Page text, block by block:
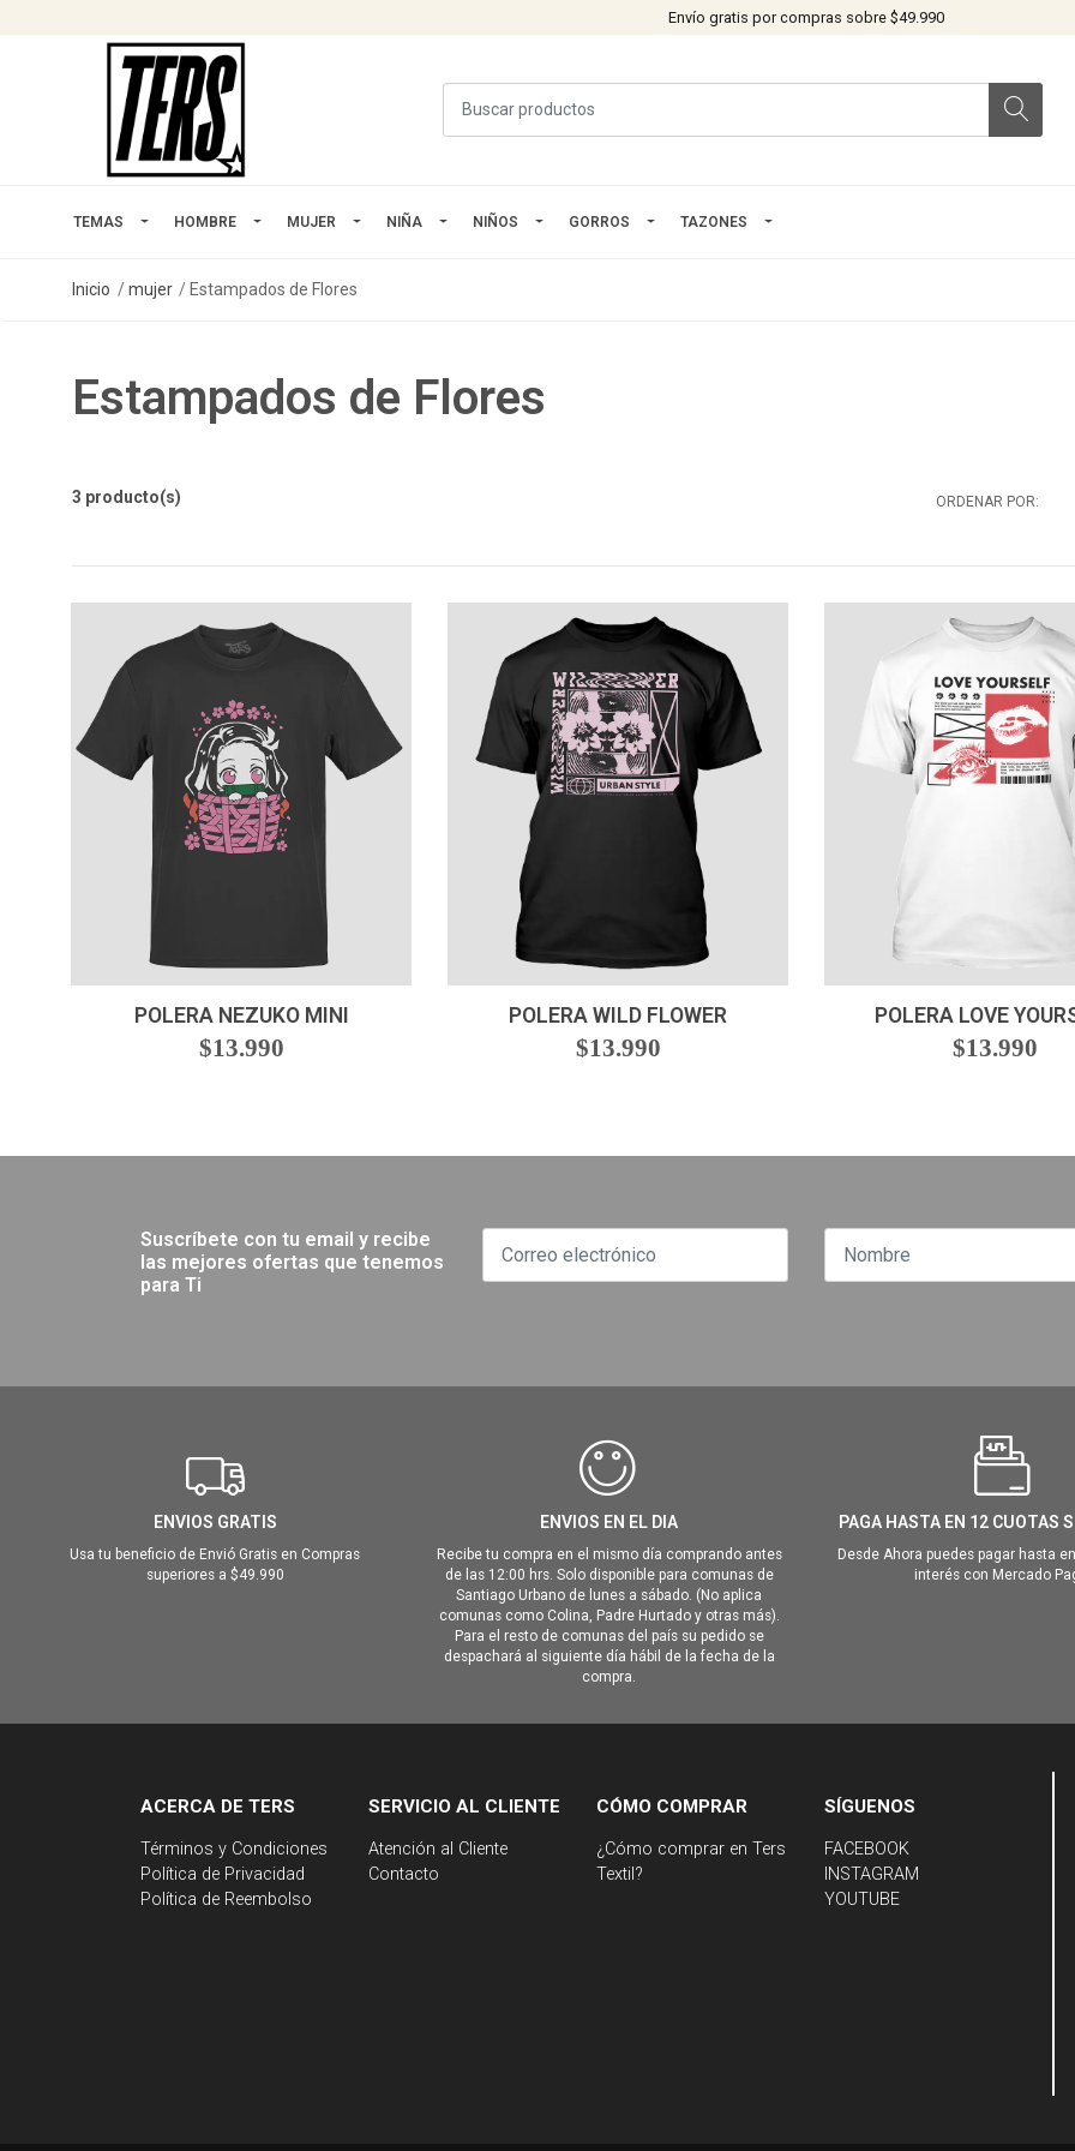
Envío gratis por compras sobre $49.990
TEMAS HOMBRE MUJER NIÑA NIÑOS GORROS TAZONES
Inicio mujer Estampados de Flores
Estampados de Flores
3 producto(s) ORDENAR POR:
POLERA NEZUKO MINI
$13.990
POLERA WILD FLOWER
$13.990
POLERA LOVE
$13.990
Suscríbete con tu email y recibe
las mejores ofertas que tenemos
para Ti
ENVIOS GRATIS
Usa tu beneficio de Envió Gratis en Compras
superiores a $49.990
ENVIOS EN EL DIA
Recibe tu compra en el mismo día comprando antes
de las 12:00 hrs. Solo disponible para comunas de
Santiago Urbano de lunes a sábado. (No aplica
comunas como Colina, Padre Hurtado y otras más).
Para el resto de comunas del país su pedido se
despachará al siguiente día hábil de la fecha de la
compra.
PAGA HASTA EN 12 CUOTAS
Desde Ahora puedes pagar hasta
interés con Mercado
ACERCA DE TERS
Términos y Condiciones
Política de Privacidad
Política de Reembolso
SERVICIO AL CLIENTE
Atención al Cliente
Contacto
CÓMO COMPRAR
¿Cómo comprar en Ters
Textil?
SÍGUENOS
FACEBOOK
INSTAGRAM
YOUTUBE